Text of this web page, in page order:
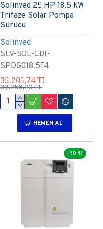
Solinved
SLV-SOL-CDI-
SPDG018.5T4
Solinved 25 HP 18.5 kW
Trifaze Solar Pompa
Sürücü
35.205,74 TL
39.258,20 TL
HEMEN AL
-10 %